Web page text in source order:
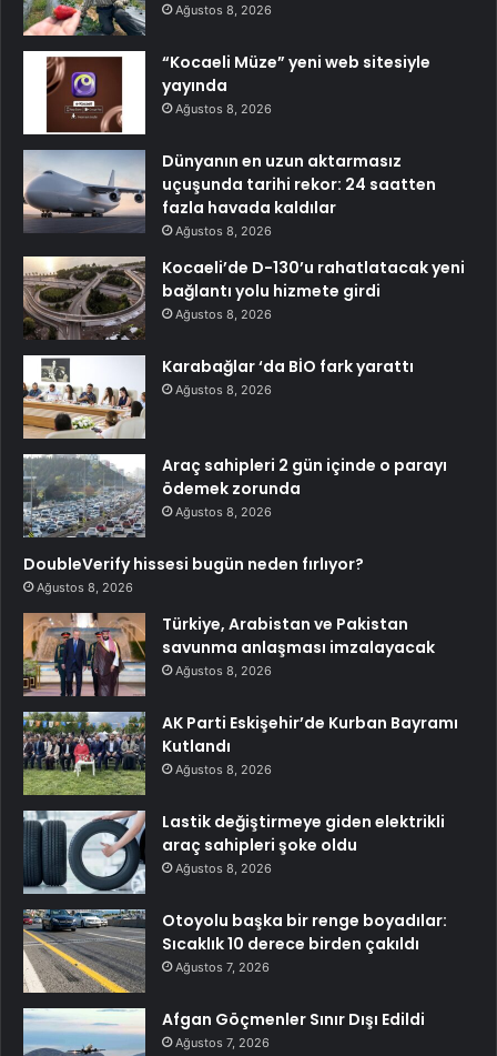
Ağustos 8, 2026
“Kocaeli Müze” yeni web sitesiyle
yayında
Ağustos 8, 2026
Dünyanın en uzun aktarmasız
uçuşunda tarihi rekor: 24 saatten
fazla havada kaldılar
Ağustos 8, 2026
Kocaeli’de D-130’u rahatlatacak yeni
bağlantı yolu hizmete girdi
Ağustos 8, 2026
Karabağlar ‘da BİO fark yarattı
Ağustos 8, 2026
Araç sahipleri 2 gün içinde o parayı
ödemek zorunda
Ağustos 8, 2026
DoubleVerify hissesi bugün neden fırlıyor?
Ağustos 8, 2026
Türkiye, Arabistan ve Pakistan
savunma anlaşması imzalayacak
Ağustos 8, 2026
AK Parti Eskişehir’de Kurban Bayramı
Kutlandı
Ağustos 8, 2026
Lastik değiştirmeye giden elektrikli
araç sahipleri şoke oldu
Ağustos 8, 2026
Otoyolu başka bir renge boyadılar:
Sıcaklık 10 derece birden çakıldı
Ağustos 7, 2026
Afgan Göçmenler Sınır Dışı Edildi
Ağustos 7, 2026